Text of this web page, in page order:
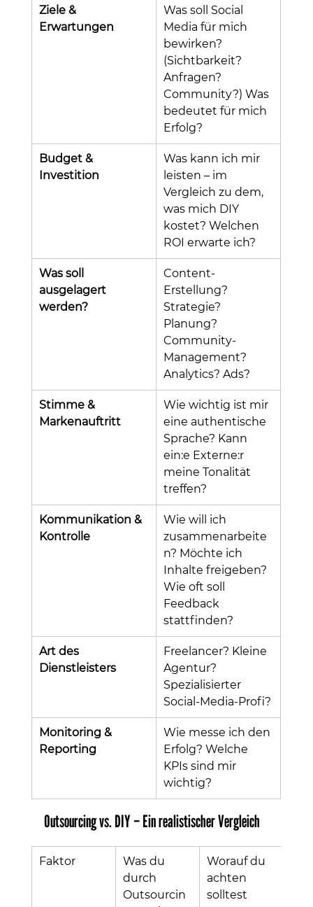
Ziele &
Erwartungen
Was soll Social
Media für mich
bewirken?
(Sichtbarkeit?
Anfragen?
Community?) Was
bedeutet für mich
Erfolg?
Budget &
Investition
Was kann ich mir
leisten – im
Vergleich zu dem,
was mich DIY
kostet? Welchen
ROI erwarte ich?
Was soll
ausgelagert
werden?
Content-
Erstellung?
Strategie?
Planung?
Community-
Management?
Analytics? Ads?
Stimme &
Markenauftritt
Wie wichtig ist mir
eine authentische
Sprache? Kann
ein:e Externe:r
meine Tonalität
treffen?
Kommunikation &
Kontrolle
Wie will ich
zusammenarbeite
n? Möchte ich
Inhalte freigeben?
Wie oft soll
Feedback
stattfinden?
Art des
Dienstleisters
Freelancer? Kleine
Agentur?
Spezialisierter
Social-Media-Profi?
Monitoring &
Reporting
Wie messe ich den
Erfolg? Welche
KPIs sind mir
wichtig?
Outsourcing vs. DIY – Ein realistischer Vergleich
Faktor
Was du
durch
Outsourcin
Worauf du
achten
solltest